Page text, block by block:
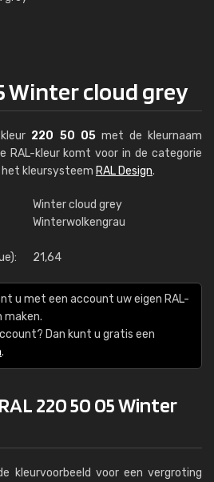
Winter cloud grey
220 50 05met de kleurnaam
RAL-kleur komt voor in de categorie
het kleursysteem RAL Design.
Winter cloud grey
Winterwolkengrau
21,64
u met een account uw eigen RAL-
maken.
Dan kunt u gratis een
.
220 50 05 Winter
kleurvoorbeeld voor een vergroting